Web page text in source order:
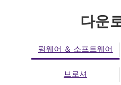
다운
펌웨어 ＆ 소프트웨어
브로셔